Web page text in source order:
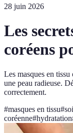
28 juin 2026
Les
coréens
Les masques en
une peau radieuse.
correctement.
#masques en tissu#
coréenne#hydratation